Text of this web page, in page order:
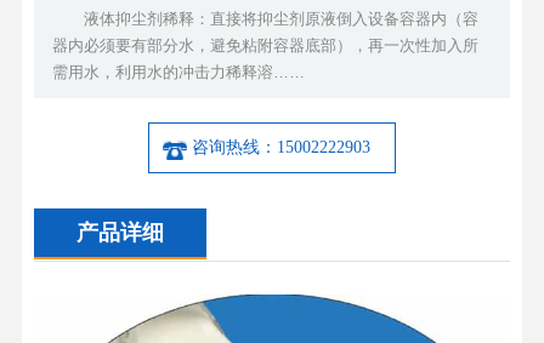
液体抑尘剂稀释：直接将抑尘剂原液倒入设备容器内（容
器内必须要有部分水，避免粘附容器底部），再一次性加入所
需用水，利用水的冲击力稀释溶……
咨询热线：15002222903
产品详细